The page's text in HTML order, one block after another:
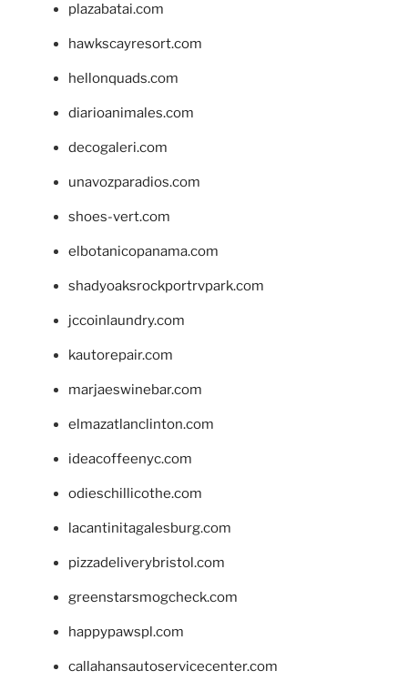
plazabatai.com
hawkscayresort.com
hellonquads.com
diarioanimales.com
decogaleri.com
unavozparadios.com
shoes-vert.com
elbotanicopanama.com
shadyoaksrockportrvpark.com
jccoinlaundry.com
kautorepair.com
marjaeswinebar.com
elmazatlanclinton.com
ideacoffeenyc.com
odieschillicothe.com
lacantinitagalesburg.com
pizzadeliverybristol.com
greenstarsmogcheck.com
happypawspl.com
callahansautoservicecenter.com